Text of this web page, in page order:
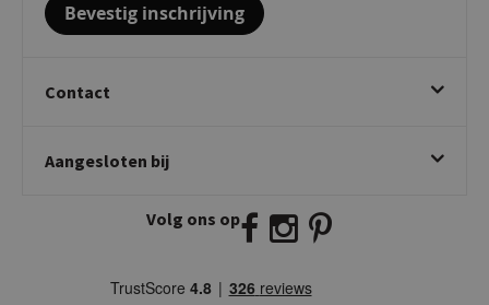
Bevestig inschrijving
Contact
Twijnstraweg 2
info@kickcollection.nl
Aangesloten bij
Volg ons op